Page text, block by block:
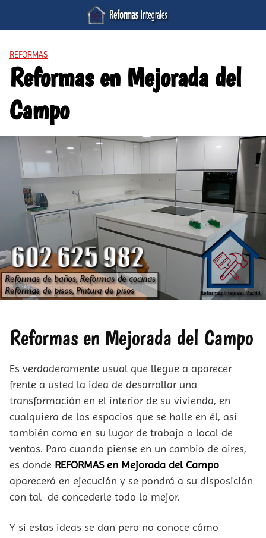
REFORMAS
Reformas en Mejorada del
Campo
Reformas en Mejorada del Campo
Es verdaderamente usual que llegue a aparecer
frente a usted la idea de desarrollar una
transformación en el interior de su vivienda, en
cualquiera de los espacios que se halle en él, así
también como en su lugar de trabajo o local de
ventas. Para cuando piense en un cambio de aires,
es donde REFORMAS en Mejorada del Campo
aparecerá en ejecución y se pondrá a su disposición
con tal de concederle todo lo mejor.
Y si estas ideas se dan pero no conoce cómo